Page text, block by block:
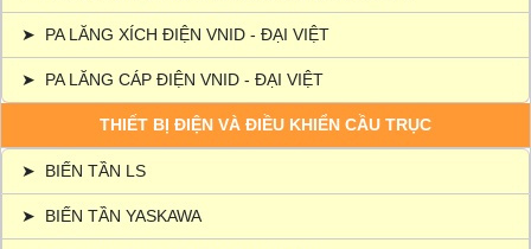
➤ PA LĂNG XÍCH ĐIỆN VNID - ĐẠI VIỆT
➤ PA LĂNG CÁP ĐIỆN VNID - ĐẠI VIỆT
THIẾT BỊ ĐIỆN VÀ ĐIỀU KHIỂN CẦU TRỤC
➤ BIẾN TẦN LS
➤ BIẾN TẦN YASKAWA